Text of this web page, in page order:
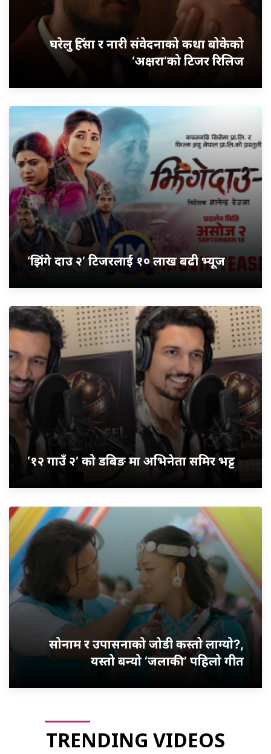
घरेलु हिंसा र नारी संवेदनाको कथा बोकेको
‘अक्षरा’को टिजर रिलिज
‘झिंगे दाउ २’ टिजरलाई १० लाख बढी भ्यूज
‘१२ गाउँ २’ को डबिङ मा अभिनेता समिर भट्ट
सोनाम र उपासनाको जोडी कस्तो लाग्यो?,
यस्तो बन्यो ‘जलाकी’ पहिलो गीत
TRENDING VIDEOS